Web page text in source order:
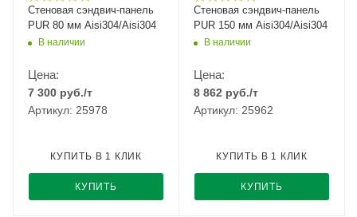
Стеновая сэндвич-панель
PUR 80 мм Aisi304/Aisi304
В наличии
Цена:
7 300 руб./т
Артикул: 25978
КУПИТЬ
КУПИТЬ В 1 КЛИК
Стеновая сэндвич-панель
PUR 150 мм Aisi304/Aisi304
В наличии
Цена:
8 862 руб./т
Артикул: 25962
КУПИТЬ
КУПИТЬ В 1 КЛИК